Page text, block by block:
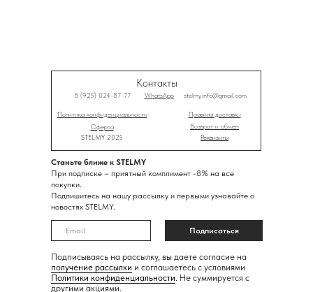
Оферта
Политика конфиденциальности
Правила доставки
Возврат и обмен
Контакты
STELMY 2025 Реквизиты
8 (925) 024-87-77 WhatsApp stelmy.info@gmail.com
Подписаться
Подписываясь на рассылку, вы даете согласие на
получение рассылки и соглашаетесь с условиями
Политики конфиденциальности. Не суммируется с
другими акциями.
Станьте ближе к STELMY
При подписке – приятный комплимент -8% на все
покупки.
Подпишитесь на нашу рассылку и первыми узнавайте о
новостях STELMY.